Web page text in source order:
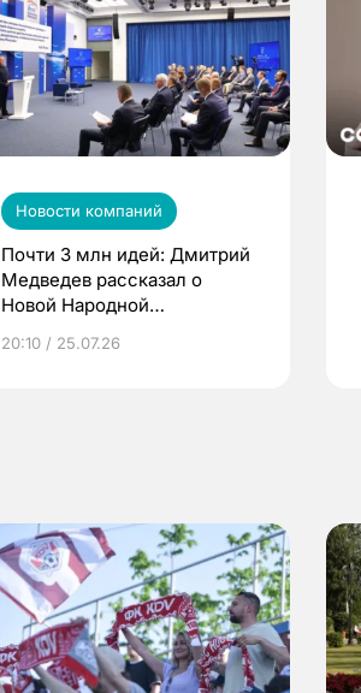
Новости компаний
Почти 3 млн идей: Дмитрий
Медведев рассказал о
Новой Народной
20:10 / 25.07.26